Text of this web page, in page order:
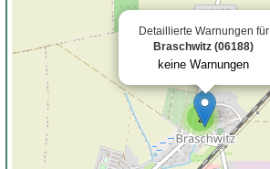
2
Detaillierte Warnungen für
Braschwitz (06188)
keine Warnungen